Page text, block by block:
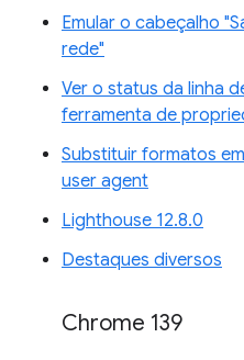
Emular o cabeçalho
rede"
Ver o status da linha
ferramenta de
Substituir formatos
user agent
Lighthouse 12.8.0
Destaques diversos
Chrome 139